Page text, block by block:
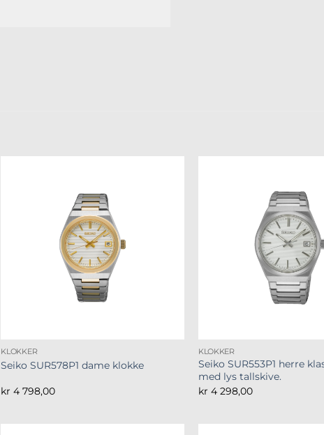
KLOKKER
Seiko SUR578P1 dame klokke
kr 4 798,00
KLOKKER
Seiko SUR553P1 herre
med lys tallskive.
kr 4 298,00